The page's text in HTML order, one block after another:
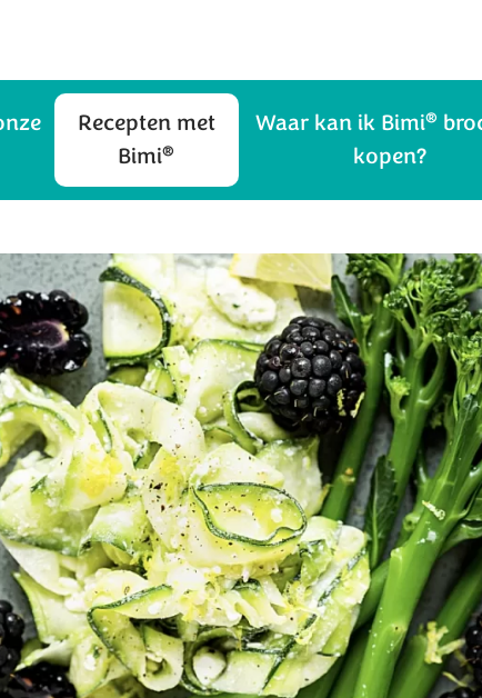
Recepten met
Bimi®
Waar kan ik Bimi®
kopen?